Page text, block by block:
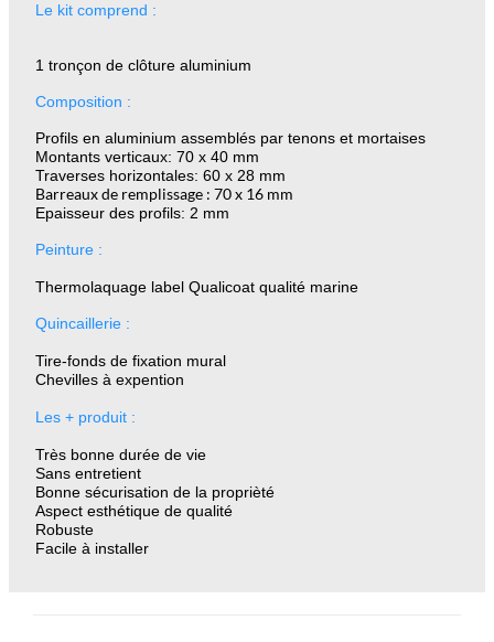
Le kit comprend :
1 tronçon de clôture aluminium
Composition :
Profils en aluminium assemblés par tenons et mortaises
Montants verticaux: 70 x 40 mm
Traverses horizontales: 60 x 28 mm
Barreaux de remplissage : 70 x 16 mm
Epaisseur des profils: 2 mm
Peinture :
Thermolaquage label Qualicoat qualité marine
Quincaillerie :
Tire-fonds de fixation mural
Chevilles à expention
Les + produit :
Très bonne durée de vie
Sans entretient
Bonne sécurisation de la proprièté
Aspect esthétique de qualité
Robuste
Facile à installer